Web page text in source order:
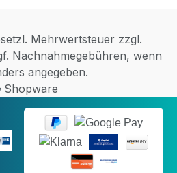
Mehrwertsteuer zzgl.
Nachnahmegebühren, wenn
angegeben.
Shopware